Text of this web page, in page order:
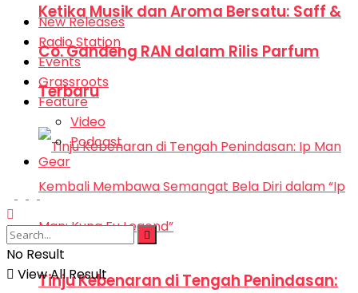
Ketika Musik dan Aroma Bersatu: Saff &
Co. Gandeng RAN dalam Rilis Parfum
Terbaru
Tinju Kebenaran di Tengah Penindasan:
New Releases
Radio Station
Events
Grassroots
Feature
Video
Podcast
Gear
No Result
View All Result